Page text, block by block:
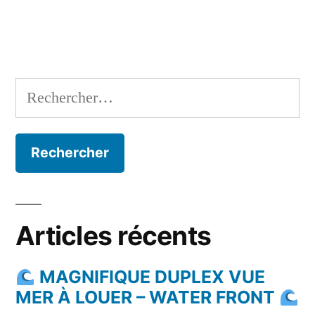
Rechercher :
Articles récents
MAGNIFIQUE DUPLEX VUE
MER À LOUER – WATER FRONT